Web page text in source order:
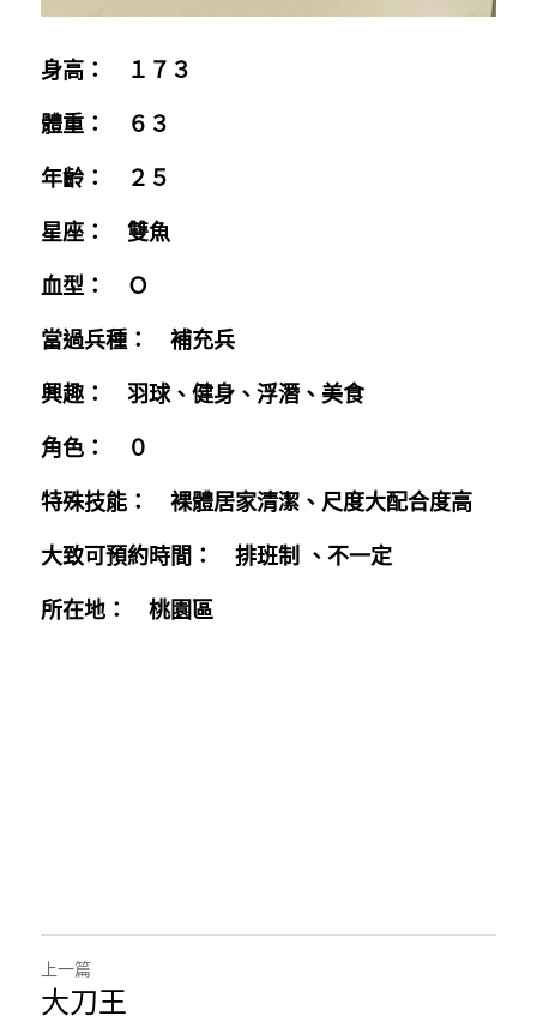
身高：　１７３
體重：　６３
年齡：　２５
星座：　雙魚
血型：　Ｏ
當過兵種：　補充兵
興趣：　羽球、健身、浮潛、美食
角色：　０
特殊技能：　裸體居家清潔、尺度大配合度高
大致可預約時間：　排班制 、不一定
所在地：　桃園區
上一篇
大刀王